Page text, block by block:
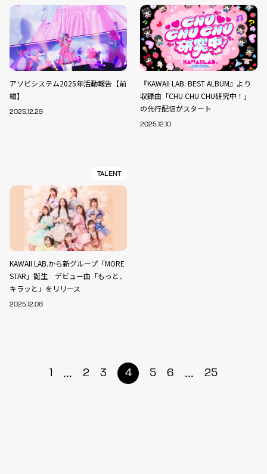
アソビシステム2025年活動報告【前
編】
2025.12.29
『KAWAII LAB. BEST ALBUM』より
収録曲「CHU CHU CHU研究中！」
の先行配信がスタート
2025.12.10
TALENT
KAWAII LAB.から新グループ「MORE
STAR」誕生 デビュー曲「もっと、
キラッと」をリリース
2025.12.08
1 ... 2 3 4 5 6 ... 25